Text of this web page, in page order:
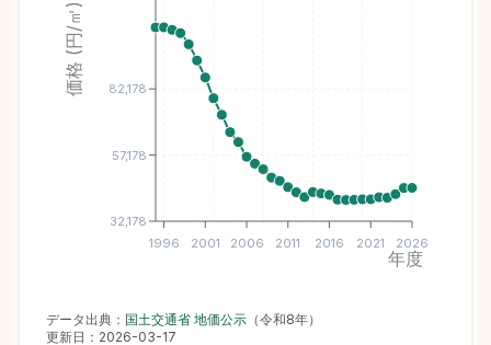
1996 2001 2006 2011 2016 2021 2026
年度
32,178
57,178
82,178
価格 (円/㎡)
データ出典： 国土交通省 地価公示 （令和8年）
更新日： 2026-03-17